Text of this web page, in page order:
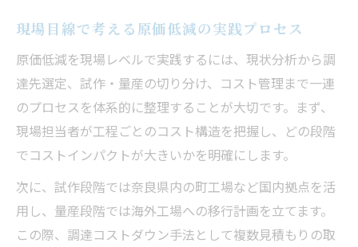
現場目線で考える原価低減の実践プロセス
原価低減を現場レベルで実践するには、現状分析から調
達先選定、試作・量産の切り分け、コスト管理まで一連
のプロセスを体系的に整理することが大切です。まず、
現場担当者が工程ごとのコスト構造を把握し、どの段階
でコストインパクトが大きいかを明確にします。
次に、試作段階では奈良県内の町工場など国内拠点を活
用し、量産段階では海外工場への移行計画を立てます。
この際、調達コストダウン手法として複数見積もりの取